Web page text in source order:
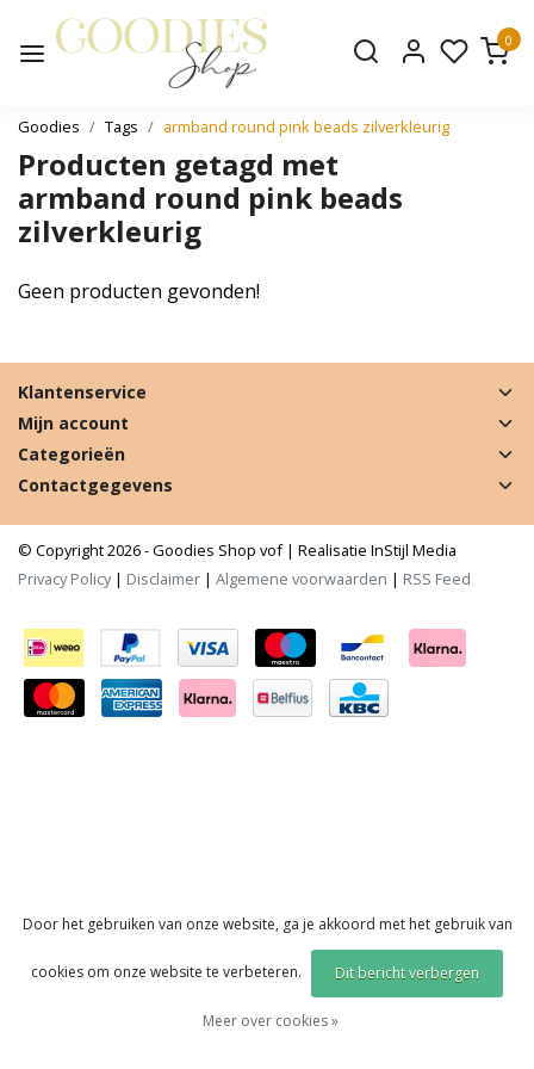
0
Goodies Tags armband round pink beads zilverkleurig
Producten getagd met
armband round pink beads
zilverkleurig
Geen producten gevonden!
Klantenservice
Mijn account
Categorieën
Contactgegevens
© Copyright 2026 - Goodies Shop vof | Realisatie InStijl Media
Privacy Policy| Disclaimer | Algemene voorwaarden | RSS Feed
Door het gebruiken van onze website, ga je akkoord met het gebruik van
cookies om onze website te verbeteren. Dit bericht verbergen
Meer over cookies »